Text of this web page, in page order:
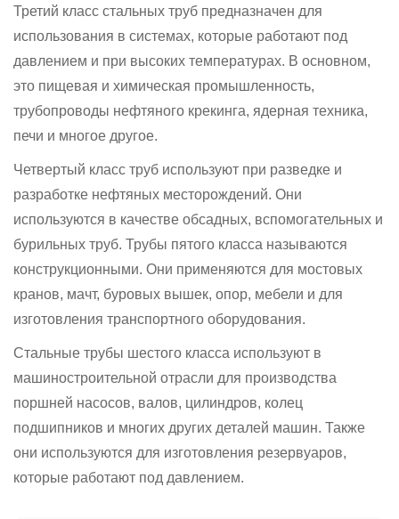
Третий класс стальных труб предназначен для
использования в системах, которые работают под
давлением и при высоких температурах. В основном,
это пищевая и химическая промышленность,
трубопроводы нефтяного крекинга, ядерная техника,
печи и многое другое.
Четвертый класс труб используют при разведке и
разработке нефтяных месторождений. Они
используются в качестве обсадных, вспомогательных и
бурильных труб. Трубы пятого класса называются
конструкционными. Они применяются для мостовых
кранов, мачт, буровых вышек, опор, мебели и для
изготовления транспортного оборудования.
Стальные трубы шестого класса используют в
машиностроительной отрасли для производства
поршней насосов, валов, цилиндров, колец
подшипников и многих других деталей машин. Также
они используются для изготовления резервуаров,
которые работают под давлением.